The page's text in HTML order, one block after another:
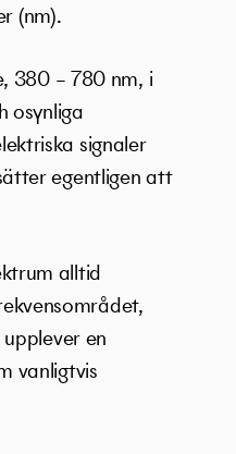
(nm).
380 – 780 nm, i
osynliga
signaler
egentligen att
alltid
en
vanligtvis